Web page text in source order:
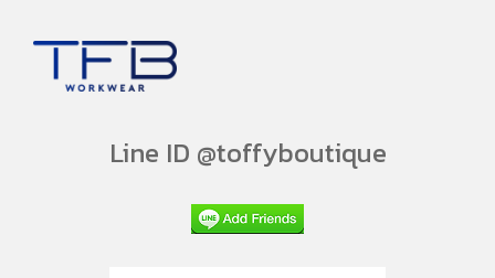
Line ID @toffyboutique